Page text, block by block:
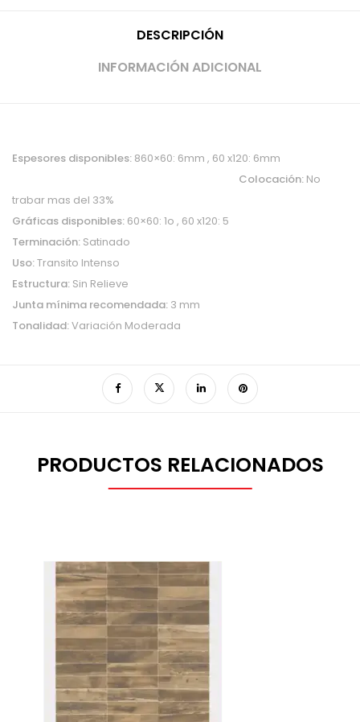
DESCRIPCIÓN
INFORMACIÓN ADICIONAL
Espesores disponibles: 860×60: 6mm , 60 x120: 6mm
Colocación: No
trabar mas del 33%
Gráficas disponibles: 60×60: 1o , 60 x120: 5
Terminación: Satinado
Uso:Transito Intenso
Estructura: Sin Relieve
Junta mínima recomendada: 3 mm
Tonalidad:Variación Moderada
PRODUCTOS RELACIONADOS